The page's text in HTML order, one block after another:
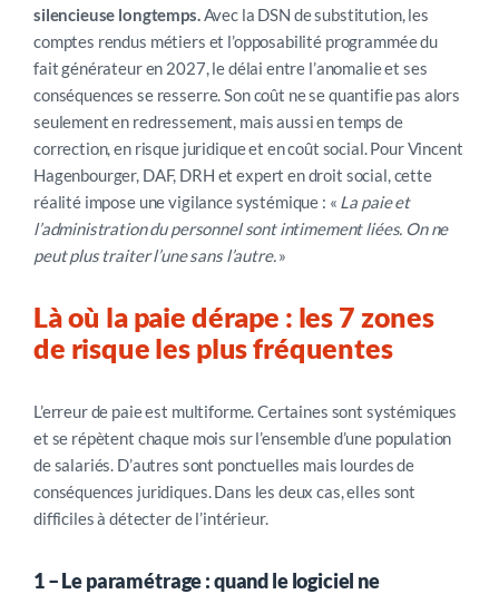
silencieuse longtemps. Avec la DSN de substitution, les
comptes rendus métiers et l’opposabilité programmée du
fait générateur en 2027, le délai entre l’anomalie et ses
conséquences se resserre. Son coût ne se quantifie pas alors
seulement en redressement, mais aussi en temps de
correction, en risque juridique et en coût social. Pour Vincent
Hagenbourger, DAF, DRH et expert en droit social, cette
réalité impose une vigilance systémique : « La paie et
l’administration du personnel sont intimement liées. On ne
peut plus traiter l’une sans l’autre. »
Là où la paie dérape : les 7 zones
de risque les plus fréquentes
L’erreur de paie est multiforme. Certaines sont systémiques
et se répètent chaque mois sur l’ensemble d’une population
de salariés. D’autres sont ponctuelles mais lourdes de
conséquences juridiques. Dans les deux cas, elles sont
difficiles à détecter de l’intérieur.
1 – Le paramétrage : quand le logiciel ne